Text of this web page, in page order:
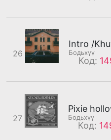
26
Intro /
Бодьхүү
Код:
27
Pixie
Бодьхүү
Код: